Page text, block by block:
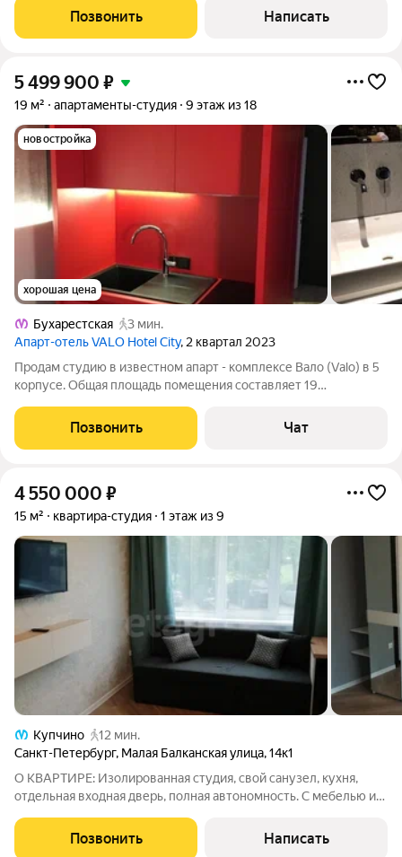
современные и технологичные апартаменты в Санкт-
Петербурге нового формата сегодня,
Позвонить Написать
5 499 900 ₽
19 м² апартаменты-студия 9 этаж из 18
новостройка
хорошая цена
Бухарестская
3 мин.
Апарт-отель VALO Hotel City, 2 квартал 2023
Продам студию в известном апарт - комплексе Вало (Valo) в 5
корпусе. Общая площадь помещения составляет 19
продаётся вместе со всем оснащением по отельному
стандарту. Особое внимание
Позвонить Чат
4 550 000 ₽
15 м² квартира-студия 1 этаж из 9
Купчино
12 мин.
Санкт-Петербург, Малая Балканская улица,14к1
О КВАРТИРЕ: Изолированная студия, свой санузел, кухня,
отдельная входная дверь, полная автономность. С мебелью и
узаконенная перепланировка, тихий двор под
видеонаблюдением, отличные соседи.
Позвонить Написать